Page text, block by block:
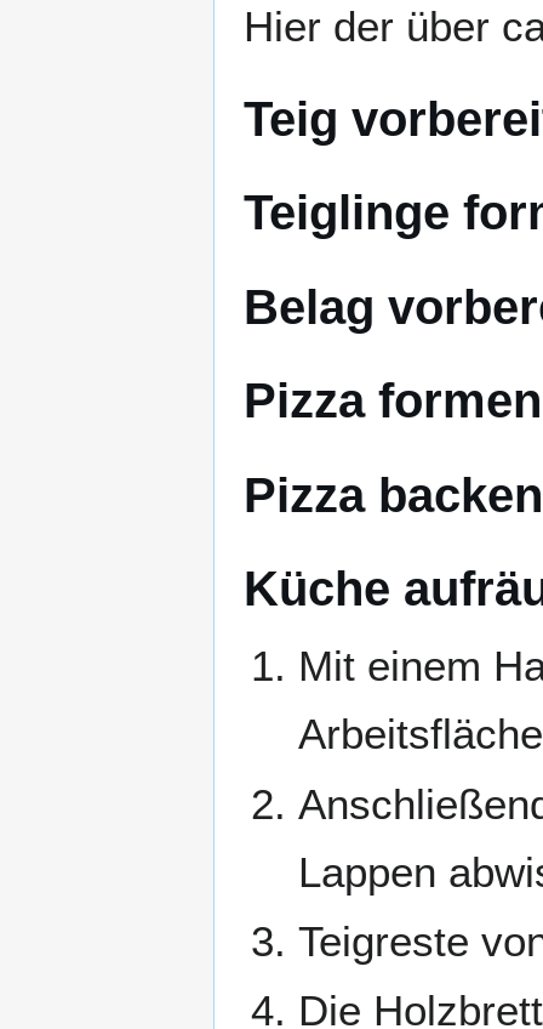
Hier der über
Teig
Teiglinge
Belag
Pizza
Pizza backen
Küche
Mit einem
Lappen
Teigreste
Die